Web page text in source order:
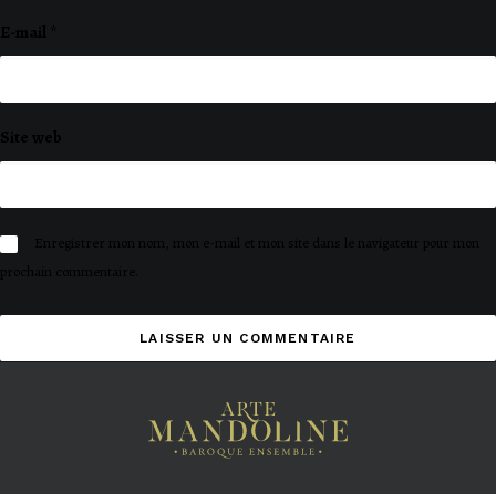
E-mail
Site web
Enregistrer mon nom, mon e-mail et mon site dans le navigateur pour mon
prochain commentaire.